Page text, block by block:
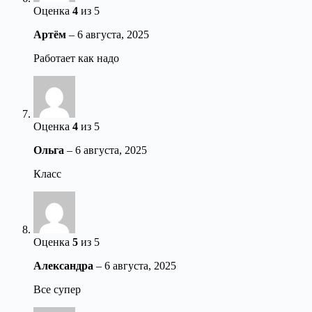
Оценка 4 из 5
Артём – 6 августа, 2025
Работает как надо
Оценка 4 из 5
Ольга – 6 августа, 2025
Класс
Оценка 5 из 5
Александра – 6 августа, 2025
Все супер